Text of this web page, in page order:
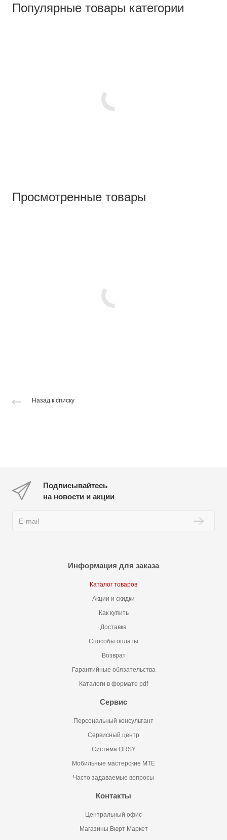
Популярные товары категории
Просмотренные товары
Назад к списку
Подписывайтесь
на новости и акции
Информация для заказа
Каталог товаров
Акции и скидки
Как купить
Доставка
Способы оплаты
Возврат
Гарантийные обязательства
Каталоги в формате pdf
Сервис
Персональный консультант
Сервисный центр
Система ORSY
Мобильные мастерские MTE
Часто задаваемые вопросы
Контакты
Центральный офис
Магазины Вюрт Маркет